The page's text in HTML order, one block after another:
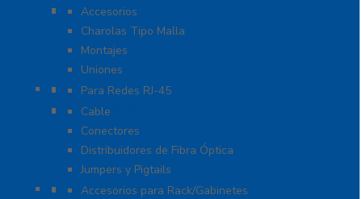
Charola
Accesorios
Charolas Tipo Malla
Montajes
Uniones
Conectores
Para Redes RJ-45
Fibra Óptica
Cable
Conectores
Distribuidores de Fibra Óptica
Jumpers y Pigtails
Rack y Gabinetes
Accesorios para Rack/Gabinetes